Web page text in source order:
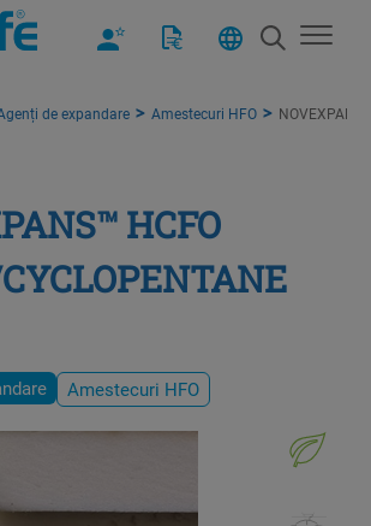
de expandare Amestecuri HFO
HCFO
Amestecuri HFO